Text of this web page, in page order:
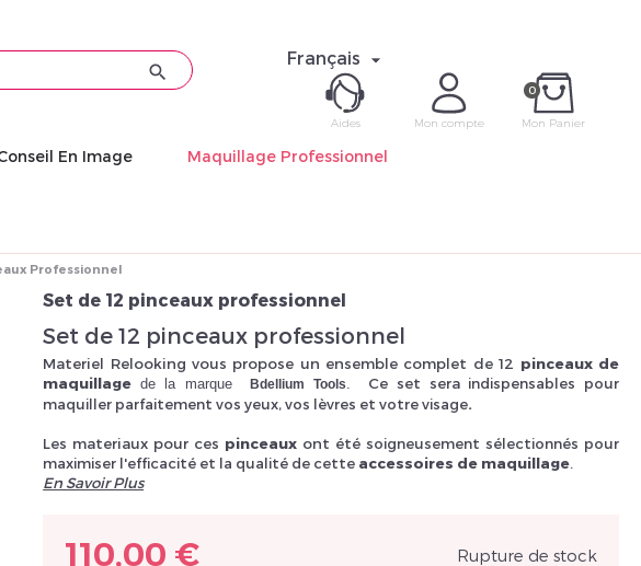

Français 
0
Mon Panier
Mon compte
Mot de
Aides
En Image Maquillage Professionnel
Professionnel
Set de 12 pinceaux professionnel
Set de 12 pinceaux professionnel
Materiel Relooking vous propose un ensemble complet de 12 pinceaux de
maquillage de la marque Bdellium Tools. Ce set seraindispensables pour
maquiller parfaitement vos yeux, vos lèvres et votre visage.
Les materiaux pour ces pinceaux ont été soigneusement sélectionnés pour
maximiser l'efficacité et la qualité de cette accessoires de maquillage.
En Savoir Plus
110,00 € Rupture de stock